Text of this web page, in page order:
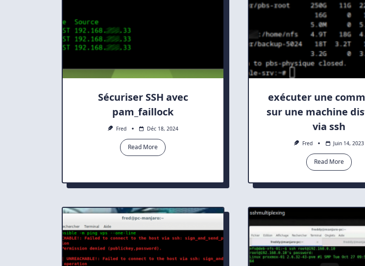
Sécuriser SSH avec
pam_faillock
Fred Déc 18, 2024
Read More
exécuter une
sur une machine
via ssh
Fred Juin 14, 2023
Read More